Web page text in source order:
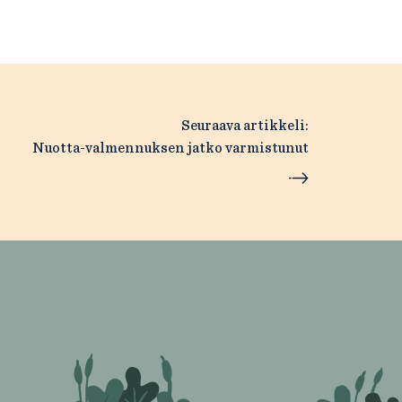
Seuraava artikkeli:
Nuotta-valmennuksen jatko varmistunut